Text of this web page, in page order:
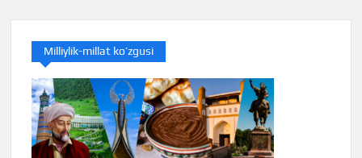
Milliylik-millat ko’zgusi